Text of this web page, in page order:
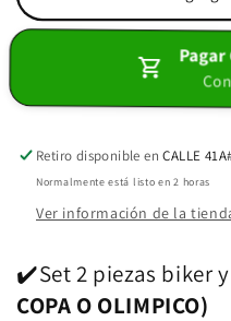
PUSH
UP
PIEZAS
ROJO
PUSH
UP
SET
2
PIEZAS
ROJO
Retiro disponible enCALLE
Normalmente está listo en 2 horas
Ver información de la
✔️Set 2 piezas biker
COPA O OLIMPICO)